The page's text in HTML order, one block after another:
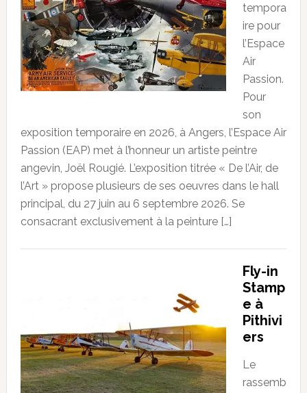
tempora
ire pour
l’Espace
Air
Passion.
Pour
son
exposition temporaire en 2026, à Angers, l’Espace Air
Passion (EAP) met à l’honneur un artiste peintre
angevin, Joël Rougié. L’exposition titrée « De l’Air, de
l’Art » propose plusieurs de ses oeuvres dans le hall
principal, du 27 juin au 6 septembre 2026. Se
consacrant exclusivement à la peinture […]
Fly-in
Stamp
e à
Pithivi
ers
Le
rassemb